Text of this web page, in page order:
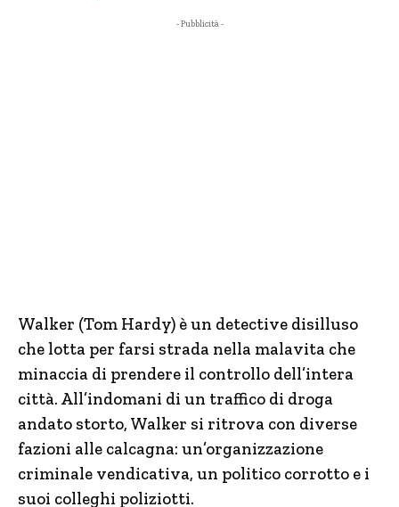
- Pubblicità -
Walker (Tom Hardy) è un detective disilluso
che lotta per farsi strada nella malavita che
minaccia di prendere il controllo dell’intera
città. All’indomani di un traffico di droga
andato storto, Walker si ritrova con diverse
fazioni alle calcagna: un’organizzazione
criminale vendicativa, un politico corrotto e i
suoi colleghi poliziotti.